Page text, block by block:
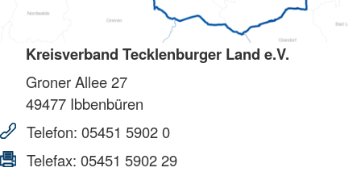
Kreisverband Tecklenburger Land e.V.
Groner Allee 27
49477 Ibbenbüren
Telefon: 05451 5902 0
Telefax: 05451 5902 29